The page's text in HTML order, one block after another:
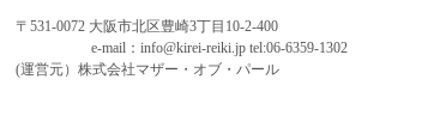
〒531-0072 大阪市北区豊崎3丁目10-2-400
e-mail：info@kirei-reiki.jp tel:06-6359-1302
(運営元）株式会社マザー・オブ・パール